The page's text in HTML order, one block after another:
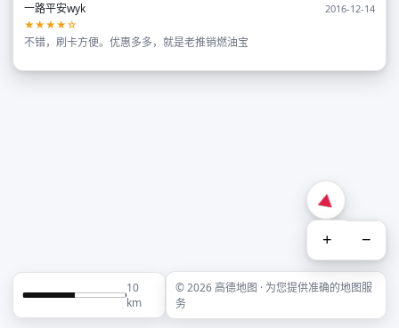
一路平安wyk
2016-12-14
★★★★☆
不错，刷卡方便。优惠多多，就是老推销燃油宝
+ −
10
km
© 2026 高德地图 · 为您提供准确的地图服
务